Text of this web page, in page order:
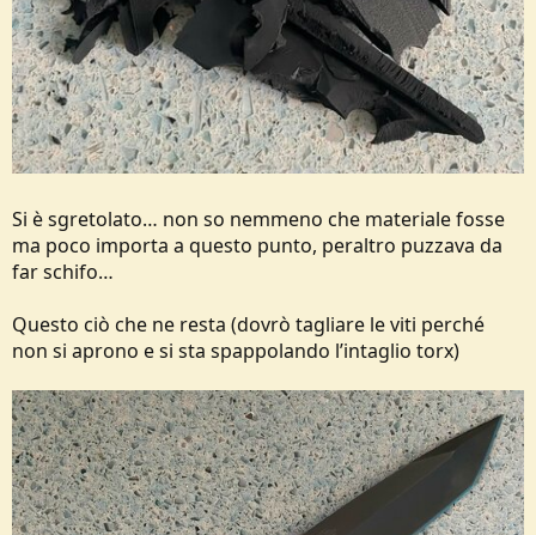
Si è sgretolato… non so nemmeno che materiale fosse
ma poco importa a questo punto, peraltro puzzava da
far schifo…
Questo ciò che ne resta (dovrò tagliare le viti perché
non si aprono e si sta spappolando l’intaglio torx)